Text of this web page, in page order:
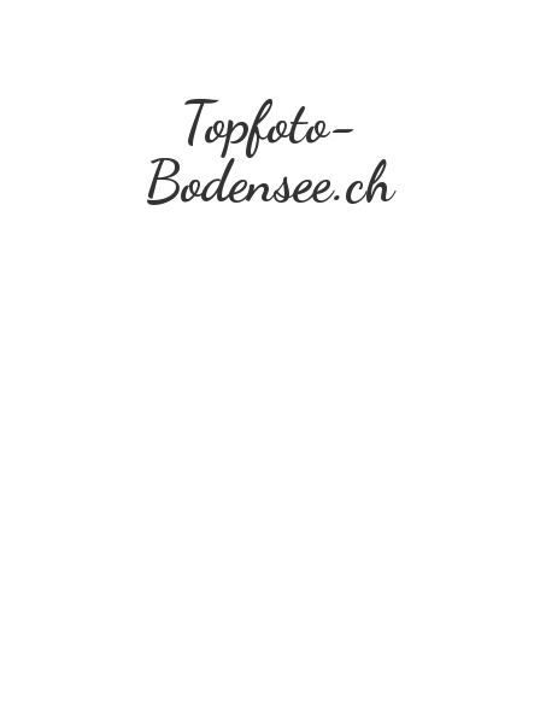
Topfoto-
Bodensee.ch